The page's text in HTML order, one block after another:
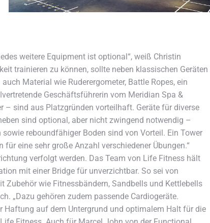
weitere Equipment ist optional“, weiß Christin
trainieren zu können, sollte neben klassischen Geräten
Material wie Ruderergometer, Battle Ropes, ein
Geschäftsführerin vom Meridian Spa &
– sind aus Platzgründen vorteilhaft. Geräte für diverse
sind optional, aber nicht zwingend notwendig –
reboundfähiger Boden sind von Vorteil. Ein Tower
eine sehr große Anzahl verschiedener Übungen.“
verfolgt werden. Das Team von Life Fitness hält
mit einer Bridge für unverzichtbar. So sei von
Zubehör wie Fitnessbändern, Sandbells und Kettlebells
„Dazu gehören zudem passende Cardiogeräte.
Haftung auf dem Untergrund und optimalem Halt für die